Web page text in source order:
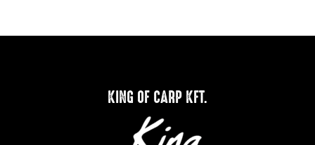
KING OF CARP KFT.